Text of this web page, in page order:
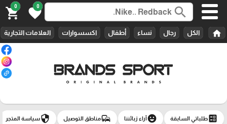
search
0
favorite
0
shopping_cart
home الكل رجال نساء أطفال اكسسوارات العلامات التجارية
ballotطلباتي السابقة emoji_emotionsآراء زبائننا commuteمناطق التوصيل securityسياسة المتجر